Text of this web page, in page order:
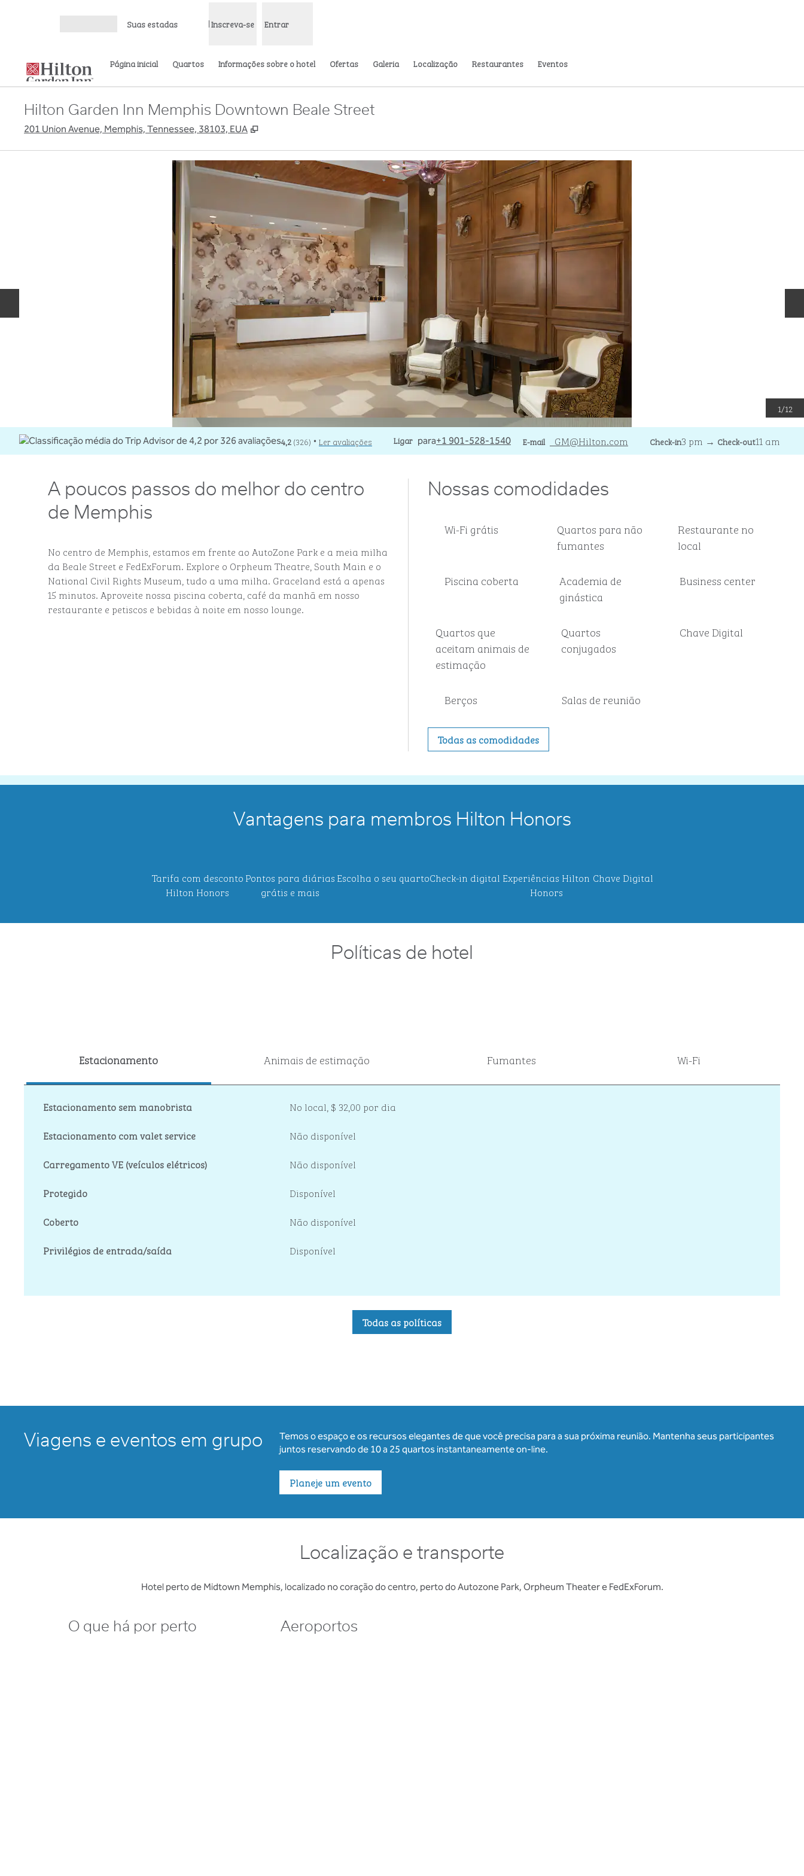
Suas estadas Inscreva-se Entrar
Página inicial Quartos Informações sobre o hotel Ofertas Galeria Localização Restaurantes Eventos
Hilton Garden Inn Memphis Downtown Beale Street
201 Union Avenue, Memphis, Tennessee, 38103, EUA ,
1/12
4,2(326) • Ler avaliações Ligar
Ligue para+1 901-528-1540 E-mail
E-mailMEMUA
_GM@Hilton.com Check-in3 pm → Check-out11 am
A poucos passos do melhor do centro
de Memphis
No centro de Memphis, estamos em frente ao AutoZone Park e a meia milha
da Beale Street e FedExForum. Explore o Orpheum Theatre, South Main e o
National Civil Rights Museum, tudo a uma milha. Graceland está a apenas
15 minutos. Aproveite nossa piscina coberta, café da manhã em nosso
restaurante e petiscos e bebidas à noite em nosso lounge.
Nossas comodidades
Wi-Fi grátis
Quartos para não
fumantes
Restaurante no
local
Piscina coberta
Academia de
ginástica
Business center
Quartos que
aceitam animais de
estimação
Quartos
conjugados
Chave Digital
Berços Salas de reunião
Todas as comodidades
Vantagens para membros Hilton Honors
Tarifa com desconto
Hilton Honors
Pontos para diárias
grátis e mais
Escolha o seu quartoCheck-in digital Experiências Hilton
Honors
Chave Digital
Políticas de hotel
Estacionamento Animais de estimação Fumantes Wi-Fi
Estacionamento sem manobrista No local, $ 32,00 por dia
Estacionamento com valet service
Não disponível
Carregamento VE (veículos elétricos)
Não disponível
Protegido
Disponível
Coberto
Não disponível
Privilégios de entrada/saída
Disponível
Todas as políticas
Viagens e eventos em grupo
Temos o espaço e os recursos elegantes de que você precisa para a sua próxima reunião. Mantenha seus participantes
juntos reservando de 10 a 25 quartos instantaneamente on-line.
Planeje um evento
Localização e transporte
Hotel perto de Midtown Memphis, localizado no coração do centro, perto do Autozone Park, Orpheum Theater e FedExForum.
O que há por perto Aeroportos